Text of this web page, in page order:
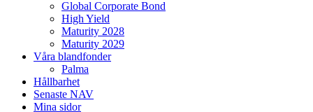
Global Corporate Bond
High Yield
Maturity 2028
Maturity 2029
Våra blandfonder
Palma
Hållbarhet
Senaste NAV
Mina sidor